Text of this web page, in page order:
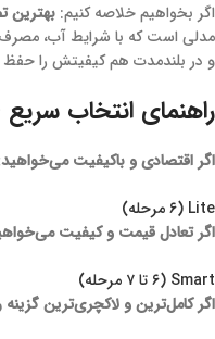
اگر بخواهیم خلاصه کنیم: بهترین
مدلی است که با شرایط آب،
و در بلندمدت هم کیفیتش را حفظ
راهنمای انتخاب
اگر اقتصادی و باکیفیت
Lite (۶ مرحله)
اگر تعادل قیمت و کیفیت
Smart (۶ تا ۷ مرحله)
اگر کامل‌ترین و لاکچری‌ترین